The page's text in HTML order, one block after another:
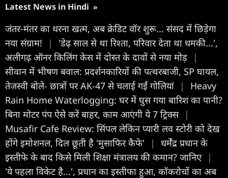
Latest News in Hindi »
जंतर-मंतर का धरना खत्म, अब क्रेडिट वॉर शुरू... संसद में छिड़ेगा
नया संग्राम!
|
'डेढ़ साल से था रिश्ता, परिवार देता था धमकी...',
अलीगढ़ ऑनर किलिंग केस में दोस्त के दावों से नया मोड़
|
सीवान में भीषण बवाल: प्रदर्शनकारियों की पत्थरबाजी, SP घायल,
तेजस्वी बोले- छात्रों पर AK-47 से चलाई गईं गोलियां
|
Heavy
Rain Home Waterlogging: घर में घुस गया बारिश का पानी?
बिना मोटर पंप ऐसे करें बाहर, काम आएंगी ये 7 ट्रिक्स |
Musafir Cafe Review: सिंपल लेकिन प्यारी लव स्टोरी को देख
होंगे इमोशनल, दिल छूती है 'मुसाफिर कैफे'
|
धर्मेंद्र प्रधान के
इस्तीफे के बाद किसे मिली शिक्षा मंत्रालय की कमान? जानिए |
'ये पहला विकेट है...', प्रधान का इस्तीफा हुआ, कॉकरोचों का अब